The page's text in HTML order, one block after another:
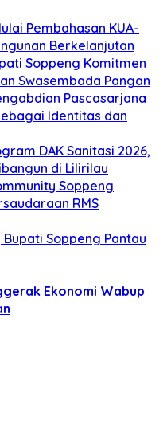
Pembahasan KUA-
Berkelanjutan
Soppeng Komitmen
Swasembada Pangan
Pascasarjana
Identitas dan
DAK Sanitasi 2026,
di Lilirilau
Soppeng
RMS
Soppeng Pantau
Ekonomi Wabup